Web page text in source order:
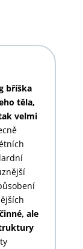
bříška
těla,
velmi
ale